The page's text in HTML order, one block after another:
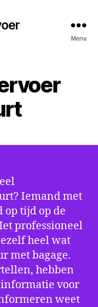
Menu
Iemand met
op tijd op de
professioneel
heel wat
met bagage.
hebben
voor
weet